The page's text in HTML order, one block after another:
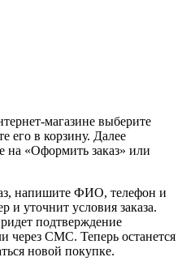
магазине выберите
его в корзину. Далее
на «Оформить заказ» или
напишите ФИО, телефон и
и уточнит условия заказа.
подтверждение
через СМС. Теперь останется
новой покупке.